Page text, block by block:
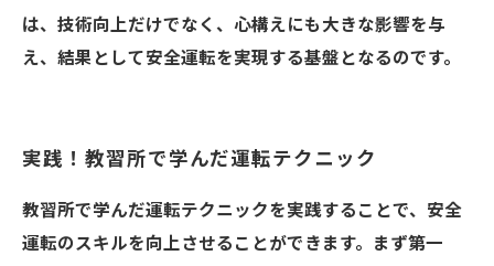
は、技術向上だけでなく、心構えにも大きな影響を与
え、結果として安全運転を実現する基盤となるのです。
実践！教習所で学んだ運転テクニック
教習所で学んだ運転テクニックを実践することで、安全
運転のスキルを向上させることができます。まず第一